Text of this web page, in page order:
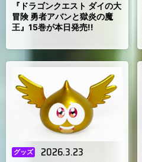
『ドラゴンクエスト ダイの大
冒険 勇者アバンと獄炎の魔
王』15巻が本日発売!!
グッズ 2026.3.23